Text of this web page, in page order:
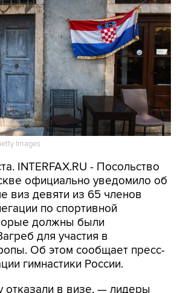
Images
INTERFAX.RU - Посольство
официально уведомило об
виз девяти из 65 членов
по спортивной
должны были
для участия в
Об этом сообщает пресс-
гимнастики России.
отказали в визе, — лидеры